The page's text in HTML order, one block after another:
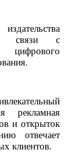
в связи с
цифрового
рекламная
и открыток
отвечает
клиентов.